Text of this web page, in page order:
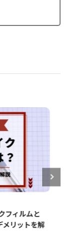
ムと
トを解